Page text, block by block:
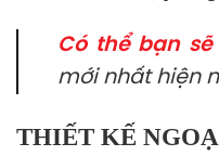
Có thể bạn
mới nhất hiện
THIẾT KẾ